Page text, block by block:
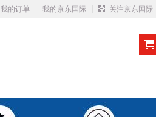
我的订单 我的京东国际 关注京东国际